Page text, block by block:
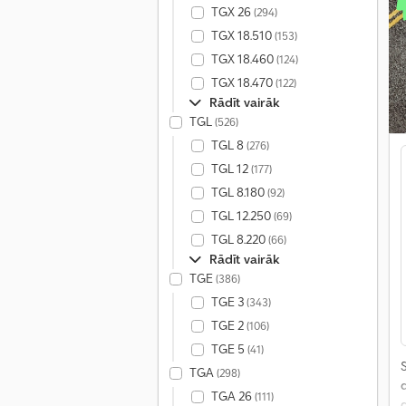
TGX 26(294)
TGX 18.510(153)
TGX 18.460(124)
TGX 18.470(122)
Rādīt vairāk
TGL(526)
TGL 8 (276)
TGL 12(177)
TGL 8.180(92)
TGL 12.250(69)
TGL 8.220(66)
Rādīt vairāk
TGE(386)
TGE 3(343)
TGE 2(106)
TGE 5 (41)
TGA(298)
TGA 26(111)